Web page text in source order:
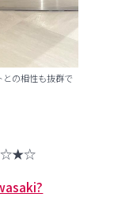
との相性も抜群で
☆★☆